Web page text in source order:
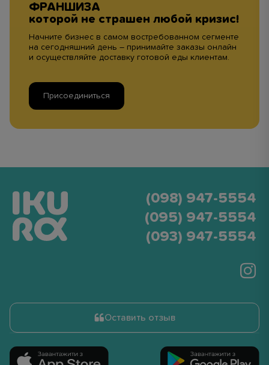
ФРАНШИЗА
которой не страшен любой кризис!
Начните бизнес в самом востребованном сегменте
на сегодняшний день – принимайте заказы онлайн
и осуществляйте доставку готовой еды клиентам.
Присоединиться
(098) 947-5554
(095) 947-5554
(093) 947-5554
Оставить отзыв